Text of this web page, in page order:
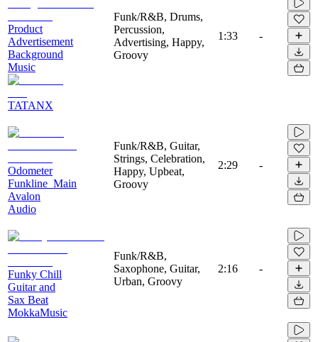
Product
Advertisement
Background
Music
TATANX
Funk/R&B, Drums,
Percussion,
Advertising, Happy,
Groovy
1:33 -
Odometer
Funkline_Main
Avalon
Audio
Funk/R&B, Guitar,
Strings, Celebration,
Happy, Upbeat,
Groovy
2:29 -
Funky Chill
Guitar and
Sax Beat
MokkaMusic
Funk/R&B,
Saxophone, Guitar,
Urban, Groovy
2:16 -